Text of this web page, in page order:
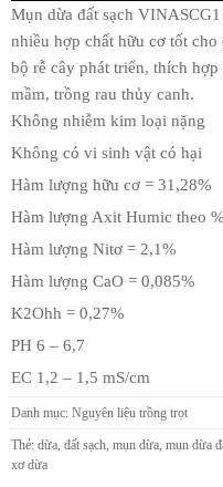
Mụn dừa đất sạch
nhiều hợp chất hữu cơ tốt
bộ rễ cây phát triển, thích
mầm, trồng rau thủy canh.
Không nhiễm kim loại nặng
Không có vi sinh vật có hại
Hàm lượng hữu cơ = 31,28%
Hàm lượng Axit Humic theo
Hàm lượng Nitơ = 2,1%
Hàm lượng CaO = 0,085%
K2Ohh = 0,27%
PH 6 – 6,7
EC 1,2 – 1,5 mS/cm
Danh mục: Nguyên liệu trồng trọt
Thẻ: dừa, đất sạch, mụn dừa, mụn dừa
xơ dừa